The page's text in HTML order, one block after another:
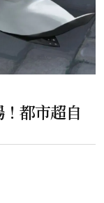
都市超自